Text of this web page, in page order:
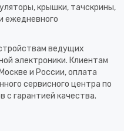
крышки, тачскрины,
ежедневного
ведущих
электроники. Клиентам
и России, оплата
сервисного центра по
гарантией качества.